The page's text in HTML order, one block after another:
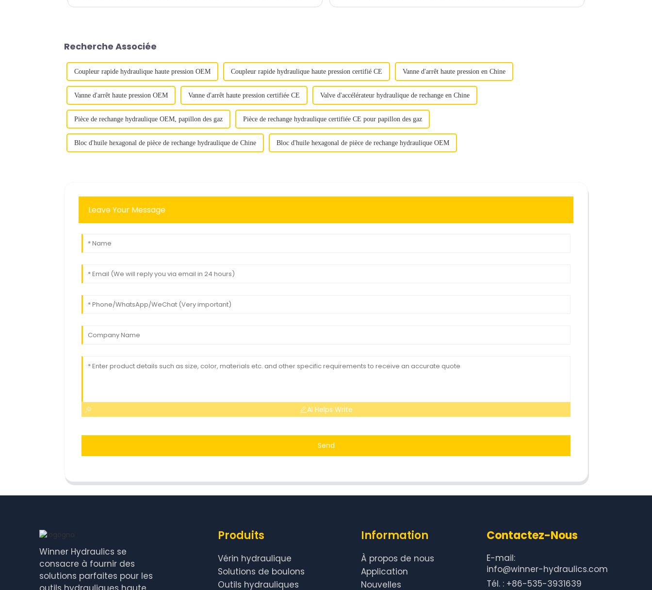
Recherche Associée
Coupleur rapide hydraulique haute pression OEM Coupleur rapide hydraulique haute pression certifié CE Vanne d'arrêt haute pression en Chine
Vanne d'arrêt haute pression OEM Vanne d'arrêt haute pression certifiée CE Valve d'accélérateur hydraulique de rechange en Chine
Pièce de rechange hydraulique OEM, papillon des gaz Pièce de rechange hydraulique certifiée CE pour papillon des gaz
Bloc d'huile hexagonal de pièce de rechange hydraulique de Chine Bloc d'huile hexagonal de pièce de rechange hydraulique OEM
Leave Your Message
AI Helps Write
Send
Winner Hydraulics se
consacre à fournir des
solutions parfaites pour les
Produits
Vérin hydraulique
Solutions de boulons
Outils hydrauliques
Information
À propos de nous
Application
Nouvelles
Contactez-Nous
E-mail:
info@winner-hydraulics.com
Tél. : +86-535-3931639